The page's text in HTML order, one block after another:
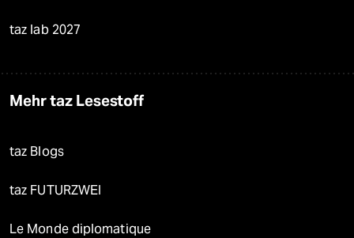
taz lab 2027
Mehr taz Lesestoff
taz Blogs
taz FUTURZWEI
Le Monde diplomatique